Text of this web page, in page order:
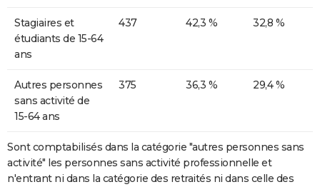
Stagiaires et
étudiants de 15-64
ans
437 42,3 % 32,8 %
Autres personnes
sans activité de
15-64 ans
375 36,3 % 29,4 %
Sont comptabilisés dans la catégorie "autres personnes sans
activité" les personnes sans activité professionnelle et
n'entrant ni dans la catégorie des retraités ni dans celle des